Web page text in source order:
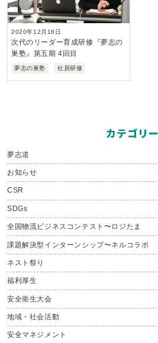
2020年12月18日
次代のリーダー育成研修『夢志の
巣塾』第五期 4回目
夢志の巣塾 社員研修
カテゴリー
夢志道
お知らせ
CSR
SDGs
全国物流ビジネスコンテスト〜ロジたま
課題解決型インターンシップ〜ネルコラボ
ネスト祭り
福利厚生
安全衛生大会
地域・社会活動
安全マネジメント